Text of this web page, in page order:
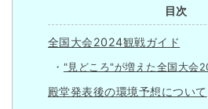
目次
全国大会2024観戦ガイド
"見どころ"が増えた全国大会
殿堂発表後の環境予想について